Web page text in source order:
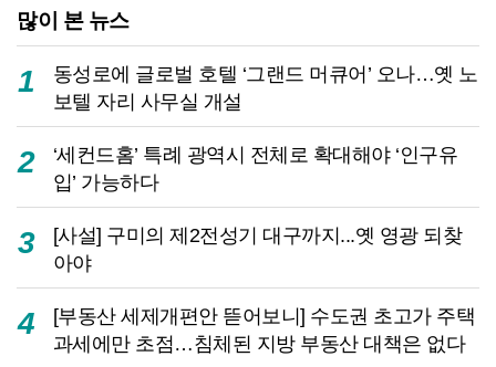
많이 본 뉴스
1
동성로에 글로벌 호텔 ‘그랜드 머큐어’ 오나…옛 노
보텔 자리 사무실 개설
2
‘세컨드홈’ 특례 광역시 전체로 확대해야 ‘인구유
입’ 가능하다
3
[사설] 구미의 제2전성기 대구까지...옛 영광 되찾
아야
4
[부동산 세제개편안 뜯어보니] 수도권 초고가 주택
과세에만 초점…침체된 지방 부동산 대책은 없다